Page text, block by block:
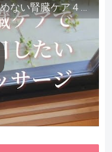
【毒出し】老廃物を身体に溜めない腎臓ケア４種をご紹介します。